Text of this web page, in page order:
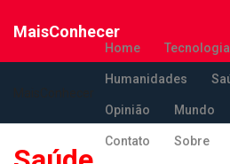
MaisConhecer
Home
Humanidades
Opinião Mundo
Contato Sobre